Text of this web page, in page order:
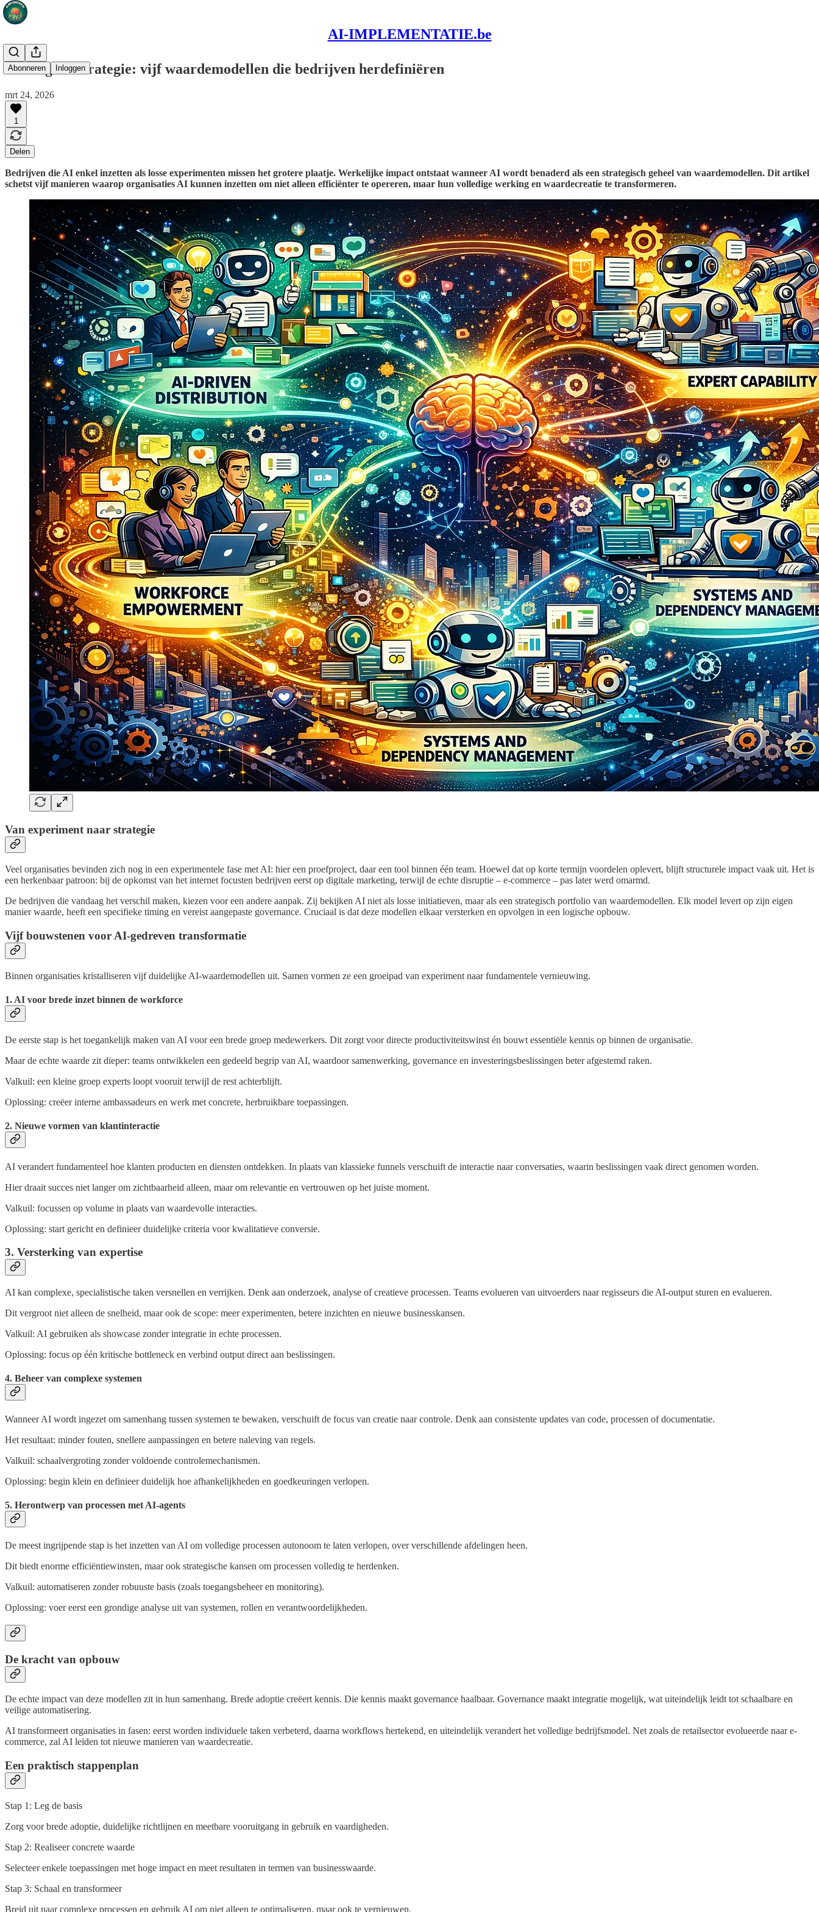
AI-IMPLEMENTATIE.be
Abonneren Inloggen
AI als groeistrategie: vijf waardemodellen die bedrijven herdefiniëren
mrt 24, 2026
1
Delen
Bedrijven die AI enkel inzetten als losse experimenten missen het grotere plaatje. Werkelijke impact ontstaat wanneer AI wordt benaderd als een strategisch geheel van waardemodellen. Dit artikel
schetst vijf manieren waarop organisaties AI kunnen inzetten om niet alleen efficiënter te opereren, maar hun volledige werking en waardecreatie te transformeren.
Van experiment naar strategie
Veel organisaties bevinden zich nog in een experimentele fase met AI: hier een proefproject, daar een tool binnen één team. Hoewel dat op korte termijn voordelen oplevert, blijft structurele impact vaak uit. Het is
een herkenbaar patroon: bij de opkomst van het internet focusten bedrijven eerst op digitale marketing, terwijl de echte disruptie – e-commerce – pas later werd omarmd.
De bedrijven die vandaag het verschil maken, kiezen voor een andere aanpak. Zij bekijken AI niet als losse initiatieven, maar als een strategisch portfolio van waardemodellen. Elk model levert op zijn eigen
manier waarde, heeft een specifieke timing en vereist aangepaste governance. Cruciaal is dat deze modellen elkaar versterken en opvolgen in een logische opbouw.
Vijf bouwstenen voor AI-gedreven transformatie
Binnen organisaties kristalliseren vijf duidelijke AI-waardemodellen uit. Samen vormen ze een groeipad van experiment naar fundamentele vernieuwing.
1. AI voor brede inzet binnen de workforce
De eerste stap is het toegankelijk maken van AI voor een brede groep medewerkers. Dit zorgt voor directe productiviteitswinst én bouwt essentiële kennis op binnen de organisatie.
Maar de echte waarde zit dieper: teams ontwikkelen een gedeeld begrip van AI, waardoor samenwerking, governance en investeringsbeslissingen beter afgestemd raken.
Valkuil: een kleine groep experts loopt vooruit terwijl de rest achterblijft.
Oplossing: creëer interne ambassadeurs en werk met concrete, herbruikbare toepassingen.
2. Nieuwe vormen van klantinteractie
AI verandert fundamenteel hoe klanten producten en diensten ontdekken. In plaats van klassieke funnels verschuift de interactie naar conversaties, waarin beslissingen vaak direct genomen worden.
Hier draait succes niet langer om zichtbaarheid alleen, maar om relevantie en vertrouwen op het juiste moment.
Valkuil: focussen op volume in plaats van waardevolle interacties.
Oplossing: start gericht en definieer duidelijke criteria voor kwalitatieve conversie.
3. Versterking van expertise
AI kan complexe, specialistische taken versnellen en verrijken. Denk aan onderzoek, analyse of creatieve processen. Teams evolueren van uitvoerders naar regisseurs die AI-output sturen en evalueren.
Dit vergroot niet alleen de snelheid, maar ook de scope: meer experimenten, betere inzichten en nieuwe businesskansen.
Valkuil: AI gebruiken als showcase zonder integratie in echte processen.
Oplossing: focus op één kritische bottleneck en verbind output direct aan beslissingen.
4. Beheer van complexe systemen
Wanneer AI wordt ingezet om samenhang tussen systemen te bewaken, verschuift de focus van creatie naar controle. Denk aan consistente updates van code, processen of documentatie.
Het resultaat: minder fouten, snellere aanpassingen en betere naleving van regels.
Valkuil: schaalvergroting zonder voldoende controlemechanismen.
Oplossing: begin klein en definieer duidelijk hoe afhankelijkheden en goedkeuringen verlopen.
5. Herontwerp van processen met AI-agents
De meest ingrijpende stap is het inzetten van AI om volledige processen autonoom te laten verlopen, over verschillende afdelingen heen.
Dit biedt enorme efficiëntiewinsten, maar ook strategische kansen om processen volledig te herdenken.
Valkuil: automatiseren zonder robuuste basis (zoals toegangsbeheer en monitoring).
Oplossing: voer eerst een grondige analyse uit van systemen, rollen en verantwoordelijkheden.
De kracht van opbouw
De echte impact van deze modellen zit in hun samenhang. Brede adoptie creëert kennis. Die kennis maakt governance haalbaar. Governance maakt integratie mogelijk, wat uiteindelijk leidt tot schaalbare en
veilige automatisering.
AI transformeert organisaties in fasen: eerst worden individuele taken verbeterd, daarna workflows hertekend, en uiteindelijk verandert het volledige bedrijfsmodel. Net zoals de retailsector evolueerde naar e-
commerce, zal AI leiden tot nieuwe manieren van waardecreatie.
Een praktisch stappenplan
Stap 1: Leg de basis
Zorg voor brede adoptie, duidelijke richtlijnen en meetbare vooruitgang in gebruik en vaardigheden.
Stap 2: Realiseer concrete waarde
Selecteer enkele toepassingen met hoge impact en meet resultaten in termen van businesswaarde.
Stap 3: Schaal en transformeer
Breid uit naar complexe processen en gebruik AI om niet alleen te optimaliseren, maar ook te vernieuwen.